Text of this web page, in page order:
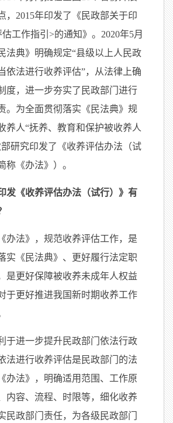
，2015年印发了《民政部关于印
工作指引>的通知》。2020年5月
法典》明确规定“县级以上人民政
依法进行收养评估”，从法律上确
度，进一步夯实了民政部门进行
。为全面贯彻落实《民法典》规
养人“抚养、教育和保护被收养人
研究印发了《收养评估办法（试
称《办法》）。
发《收养评估办法（试行）》有
办法》，规范收养评估工作，是
实《民法典》、更好履行法定职
是更好保障被收养未成年人权益
于更好推进我国新时期收养工作
于进一步提升民政部门依法行政
法进行收养评估是民政部门的法
办法》，明确适用范围、工作原
内容、流程、时限等，细化收养
民政部门责任，为各级民政部门